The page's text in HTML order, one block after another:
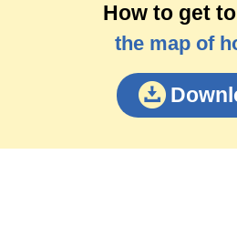
How to get
the map of